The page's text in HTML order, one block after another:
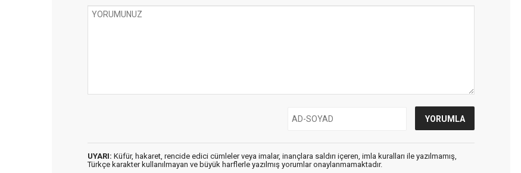
UYARI: Küfür, hakaret, rencide edici cümleler veya imalar, inançlara saldırı içeren, imla kuralları ile yazılmamış,
Türkçe karakter kullanılmayan ve büyük harflerle yazılmış yorumlar onaylanmamaktadır.